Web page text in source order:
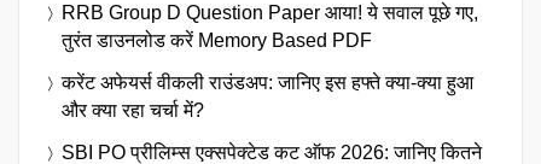
RRB Group D Question Paper आया! ये सवाल पूछे गए,
तुरंत डाउनलोड करें Memory Based PDF
करेंट अफेयर्स वीकली राउंडअप: जानिए इस हफ्ते क्या-क्या हुआ
और क्या रहा चर्चा में?
SBI PO प्रीलिम्स एक्सपेक्टेड कट ऑफ 2026: जानिए कितने